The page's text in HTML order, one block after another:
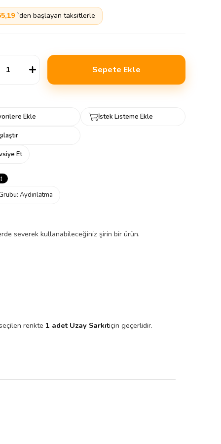
`den başlayan taksitlerle
Ekle İstek Listeme Ekle
Et
Aydınlatma
severek kullanabileceğiniz şirin bir ürün.
renkte 1 adet Uzay Sarkıtiçin geçerlidir.